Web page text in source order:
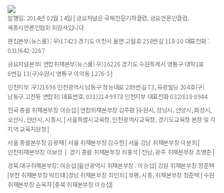
발행일: 2014년 02월 14일 | 금요저널은 국제전문기자클럽, 금요언론인클럽,
세종시언론인협회 회원사입니다.
편집본부(뉴스룸) : 우)17423 경기도 이천시 율면 고월로 258번길 118-10 대표전화 :
031)642-2267
금요저널본부( 연합취재본부(뉴스룸) 우)16226 경기도 수원특례시 영통구 대학1로
8번길 11(구)수원시 영통구 이의동 1276-5 |
인천지부 :우)21696 인천광역시 남동구 청능대로 289번길 73, 유광빌딩 204호(구)
남동구 고잔동 연합회) 대표번호: 031)214-9978 인천지부 대표전화 032)818-8944
전국 총괄 취재본부장 이승섭 | 연합취재본부장 김주환 |수원시, 성남시, 안양시, 화성시,
오산시, 안산시, 시흥시, | 서울특별시교육청, 인천광역시교육청, 경기도교육청 본청 및 각
지역 교육지원청 |
서울 총괄본부장 김광재 | 서울 취재본부장 김수한 | 서울 강남 취재본부장 이분희 |
인천취재본부장 이보성 | 경기 총괄 취재본부장 최홍석 | 전남, 광주 취재본부장 조병춘 |
경북.대구취재본부장: 이승섭 |울산광역시 취재본부장 : 이승섭 | 강원 취재본부장 정준택
|부천 취재본부장 박민태 |경남 취재본부장 최인희 | 부평, 시흥, 취재본부장 정준택 | 수원
취재본부장 손옥자 |충북 취재본부장 이승섭|